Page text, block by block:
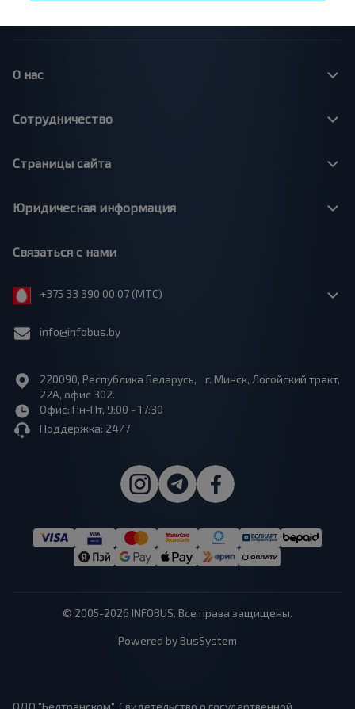
О нас
Сотрудничество
Страницы сайта
Юридическая информация
Связаться с нами
+375 33 390 00 07 (МТС)
info@infobus.by
220090, Республика Беларусь, г. Минск, Логойский тракт,
22А, офис 302.
Офис: Пн-Пт, 9:00 - 17:30
Поддержка: 24/7
© 2005-2026 INFOBUS. Все права защищены.
Powered by BusSystem